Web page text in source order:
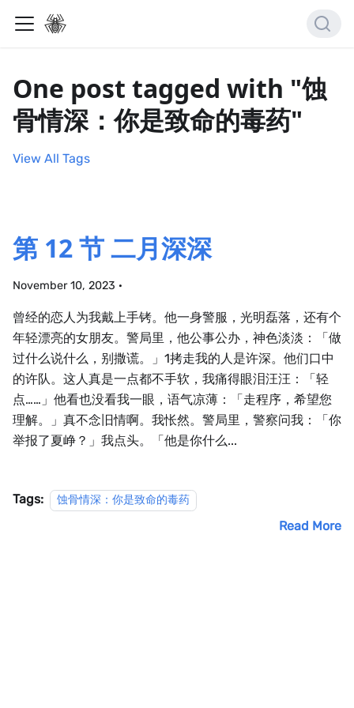
One post tagged with "蚀
骨情深：你是致命的毒药"
View All Tags
第 12 节 二月深深
November 10, 2023 ·
曾经的恋人为我戴上手铐。他一身警服，光明磊落，还有个
年轻漂亮的女朋友。警局里，他公事公办，神色淡淡：「做
过什么说什么，别撒谎。」1拷走我的人是许深。他们口中
的许队。这人真是一点都不手软，我痛得眼泪汪汪：「轻
点……」他看也没看我一眼，语气凉薄：「走程序，希望您
理解。」真不念旧情啊。我怅然。警局里，警察问我：「你
举报了夏峥？」我点头。「他是你什么...
Tags: 蚀骨情深：你是致命的毒药
Read More